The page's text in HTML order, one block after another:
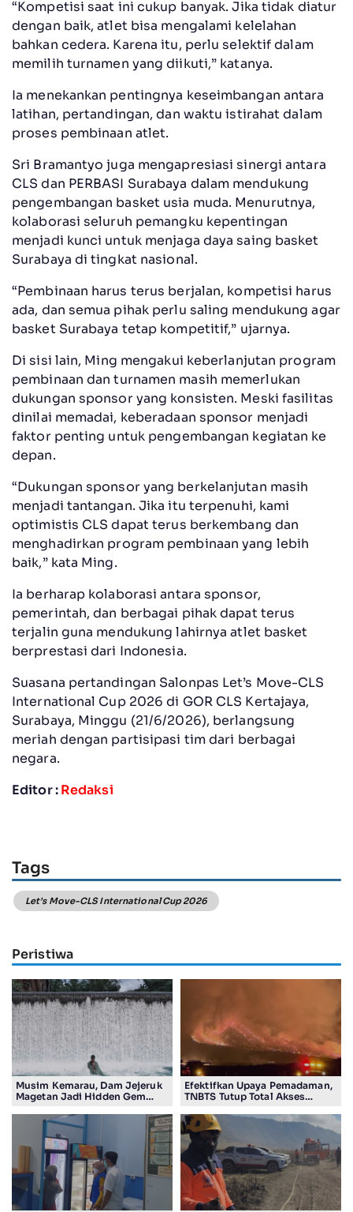
“Kompetisi saat ini cukup banyak. Jika tidak diatur
dengan baik, atlet bisa mengalami kelelahan
bahkan cedera. Karena itu, perlu selektif dalam
memilih turnamen yang diikuti,” katanya.
Ia menekankan pentingnya keseimbangan antara
latihan, pertandingan, dan waktu istirahat dalam
proses pembinaan atlet.
Sri Bramantyo juga mengapresiasi sinergi antara
CLS dan PERBASI Surabaya dalam mendukung
pengembangan basket usia muda. Menurutnya,
kolaborasi seluruh pemangku kepentingan
menjadi kunci untuk menjaga daya saing basket
Surabaya di tingkat nasional.
“Pembinaan harus terus berjalan, kompetisi harus
ada, dan semua pihak perlu saling mendukung agar
basket Surabaya tetap kompetitif,” ujarnya.
Di sisi lain, Ming mengakui keberlanjutan program
pembinaan dan turnamen masih memerlukan
dukungan sponsor yang konsisten. Meski fasilitas
dinilai memadai, keberadaan sponsor menjadi
faktor penting untuk pengembangan kegiatan ke
depan.
“Dukungan sponsor yang berkelanjutan masih
menjadi tantangan. Jika itu terpenuhi, kami
optimistis CLS dapat terus berkembang dan
menghadirkan program pembinaan yang lebih
baik,” kata Ming.
Ia berharap kolaborasi antara sponsor,
pemerintah, dan berbagai pihak dapat terus
terjalin guna mendukung lahirnya atlet basket
berprestasi dari Indonesia.
Suasana pertandingan Salonpas Let’s Move-CLS
International Cup 2026 di GOR CLS Kertajaya,
Surabaya, Minggu (21/6/2026), berlangsung
meriah dengan partisipasi tim dari berbagai
negara.
Editor :Redaksi
Tags
Let’s Move-CLS International Cup 2026
Peristiwa
Musim Kemarau, Dam Jejeruk
Magetan Jadi Hidden Gem
Efektifkan Upaya Pemadaman,
TNBTS Tutup Total Akses
Bromo